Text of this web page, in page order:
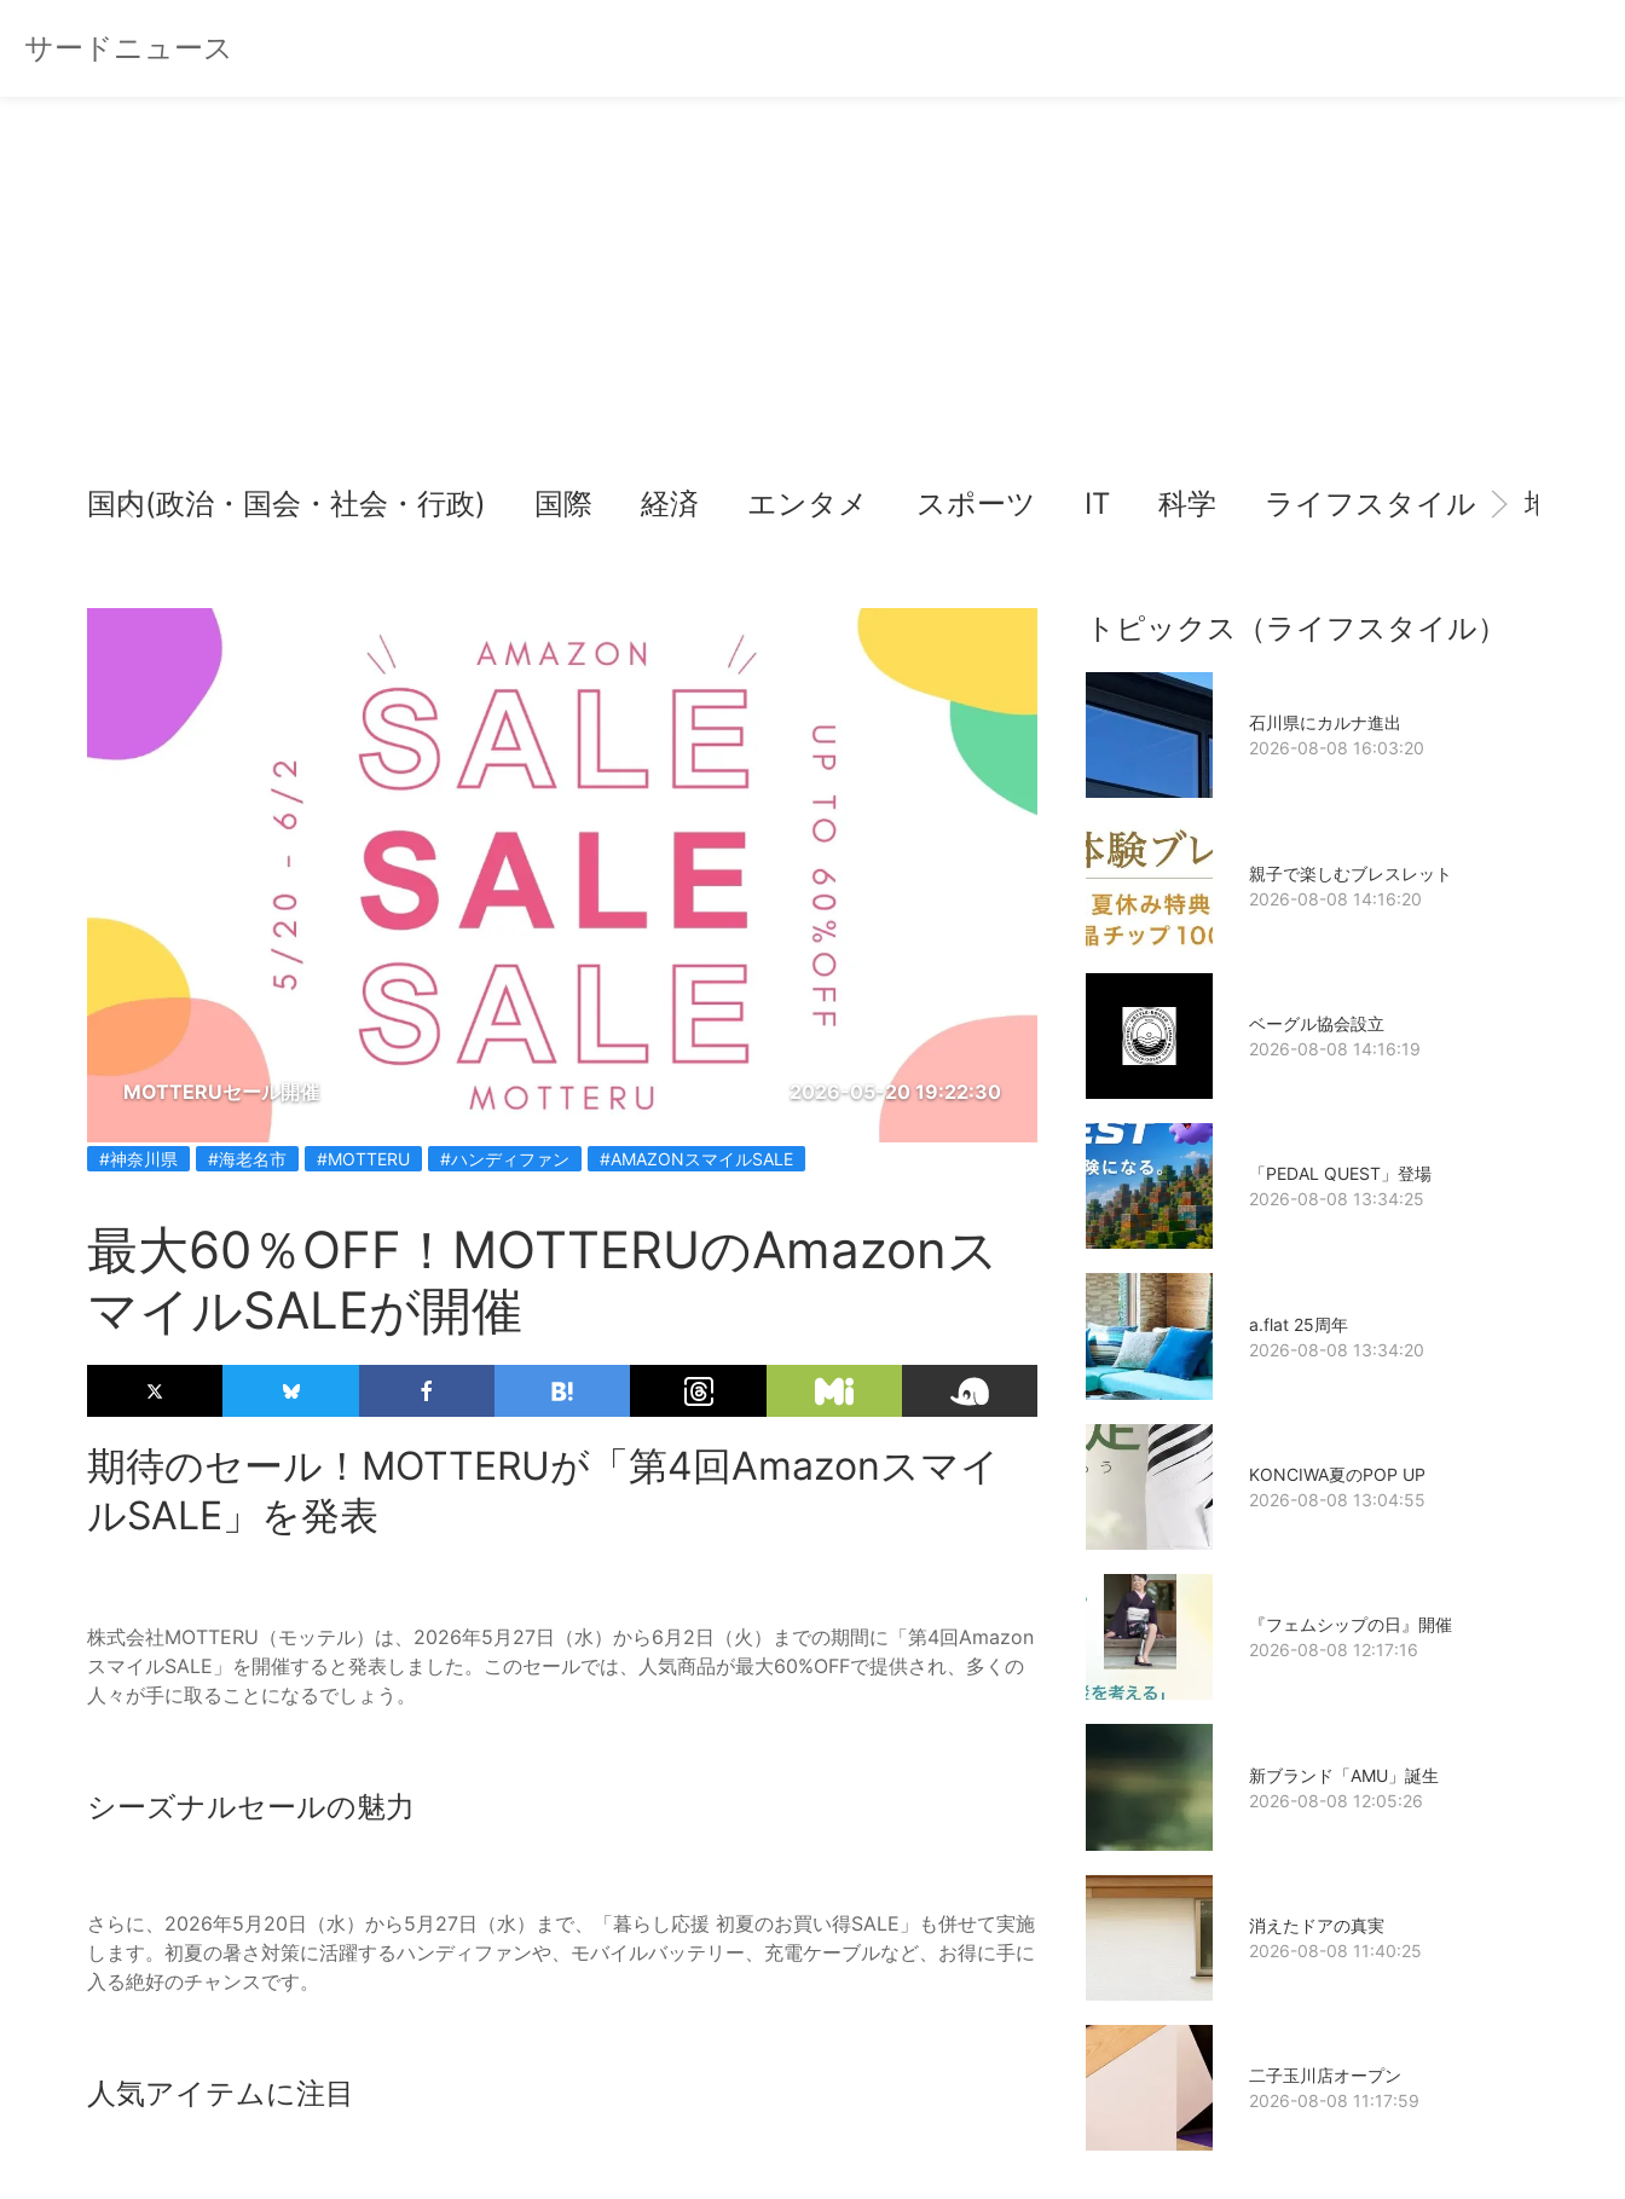
サードニュース
国内(政治・国会・社会・行政) 国際 経済 エンタメ スポーツ IT 科学 ライフスタイル 地域情
MOTTERUセール開催 2026-05-20 19:22:30
#神奈川県 #海老名市 #MOTTERU #ハンディファン #AMAZONスマイルSALE
最大60％OFF！MOTTERUのAmazonス
マイルSALEが開催
期待のセール！MOTTERUが「第4回Amazonスマイ
ルSALE」を発表
株式会社MOTTERU（モッテル）は、2026年5月27日（水）から6月2日（火）までの期間に「第4回Amazon
スマイルSALE」を開催すると発表しました。このセールでは、人気商品が最大60%OFFで提供され、多くの
人々が手に取ることになるでしょう。
シーズナルセールの魅力
さらに、2026年5月20日（水）から5月27日（水）まで、「暮らし応援 初夏のお買い得SALE」も併せて実施
します。初夏の暑さ対策に活躍するハンディファンや、モバイルバッテリー、充電ケーブルなど、お得に手に
入る絶好のチャンスです。
人気アイテムに注目
トピックス（ライフスタイル）
石川県にカルナ進出
2026-08-08 16:03:20
親子で楽しむブレスレット
2026-08-08 14:16:20
ベーグル協会設立
2026-08-08 14:16:19
「PEDAL QUEST」登場
2026-08-08 13:34:25
a.flat 25周年
2026-08-08 13:34:20
KONCIWA夏のPOP UP
2026-08-08 13:04:55
『フェムシップの日』開催
2026-08-08 12:17:16
新ブランド「AMU」誕生
2026-08-08 12:05:26
消えたドアの真実
2026-08-08 11:40:25
二子玉川店オープン
2026-08-08 11:17:59